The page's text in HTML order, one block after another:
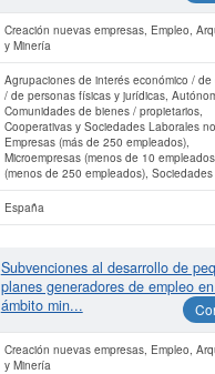
Creación nuevas empresas, Empleo,
y Minería
Agrupaciones de interés económico / de
/ de personas físicas y jurídicas,
Comunidades de bienes / propietarios,
Cooperativas y Sociedades Laborales
Empresas (más de 250 empleados),
Microempresas (menos de 10
(menos de 250 empleados), Sociedades
España
Subvenciones al desarrollo de
planes generadores de empleo
ámbito min...
Creación nuevas empresas, Empleo,
y Minería